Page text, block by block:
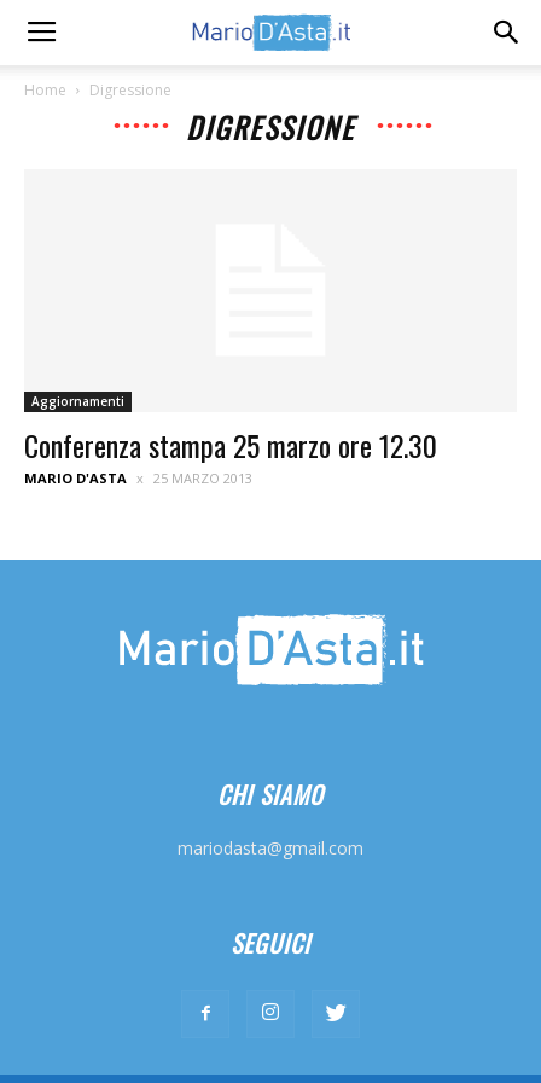
Home Digressione
DIGRESSIONE
Aggiornamenti
Conferenza stampa 25 marzo ore 12.30
MARIO D'ASTA 25 MARZO 2013
CHI SIAMO
mariodasta@gmail.com
SEGUICI